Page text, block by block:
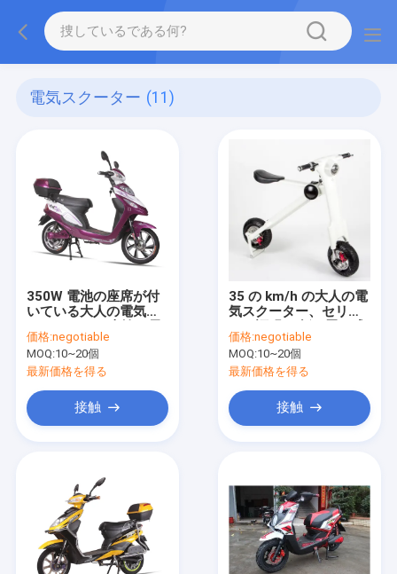
電気スクーター (11)
350W 電池の座席が付
いている大人の電気ス
池式のスクーター
価格:negotiable
MOQ:10~20個
最新価格を得る
接触
35 の km/h の大人の電
気スクーター、セリウ
電気スクーター
価格:negotiable
MOQ:10~20個
最新価格を得る
接触